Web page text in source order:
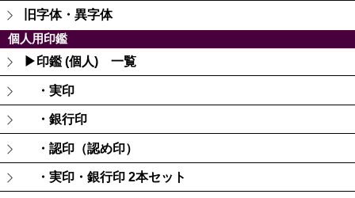
旧字体・異字体
個人用印鑑
▶印鑑 (個人) 一覧
・実印
・銀行印
・認印（認め印）
・実印・銀行印 2本セット